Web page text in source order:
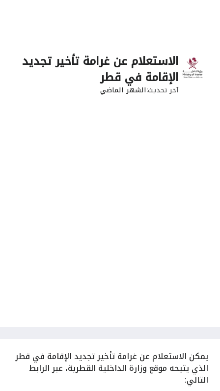
الاستعلام عن غرامة تأخير تجديد
الإقامة في قطر
آخر تحديثالشهر الماضي
يمكن الاستعلام عن غرامة تأخير تجديد الإقامة في قطر
الذي يتيحه موقع وزارة الداخلية القطرية، عبر الرابط
التالي: